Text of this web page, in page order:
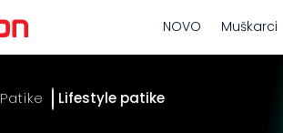
NOVO Muškarci
Patike Lifestyle patike